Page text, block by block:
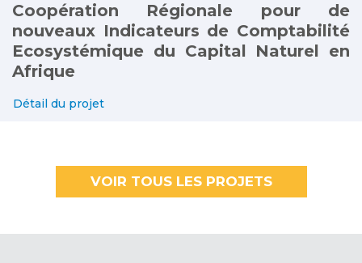
Coopération Régionale pour de
nouveaux Indicateurs de Comptabilité
Ecosystémique du Capital Naturel en
Afrique
Détail du projet
VOIR TOUS LES PROJETS